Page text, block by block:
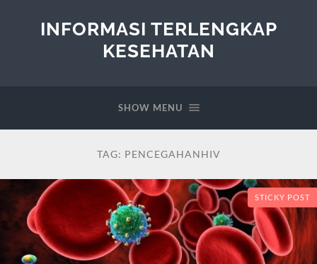
INFORMASI TERLENGKAP
KESEHATAN
SHOW MENU
TAG: PENCEGAHANHIV
STICKY POST